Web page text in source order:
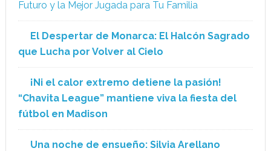
Futuro y la Mejor Jugada para Tu Familia
El Despertar de Monarca: El Halcón Sagrado
que Lucha por Volver al Cielo
¡Ni el calor extremo detiene la pasión!
“Chavita League” mantiene viva la fiesta del
fútbol en Madison
Una noche de ensueño: Silvia Arellano